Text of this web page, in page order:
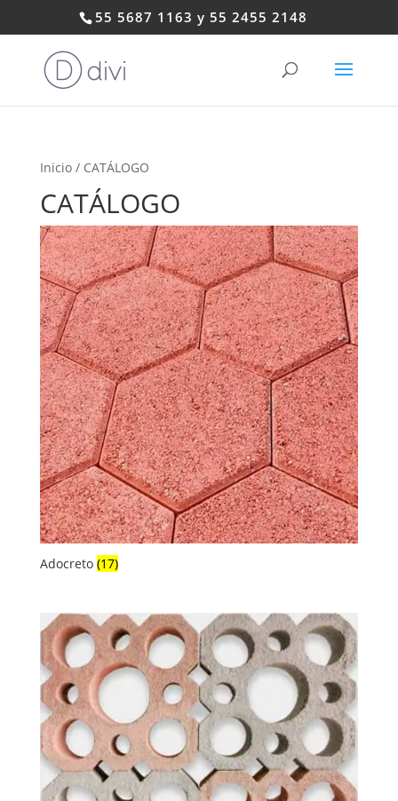
55 5687 1163 y 55 2455 2148
Inicio/ CATÁLOGO
CATÁLOGO
Adocreto (17)